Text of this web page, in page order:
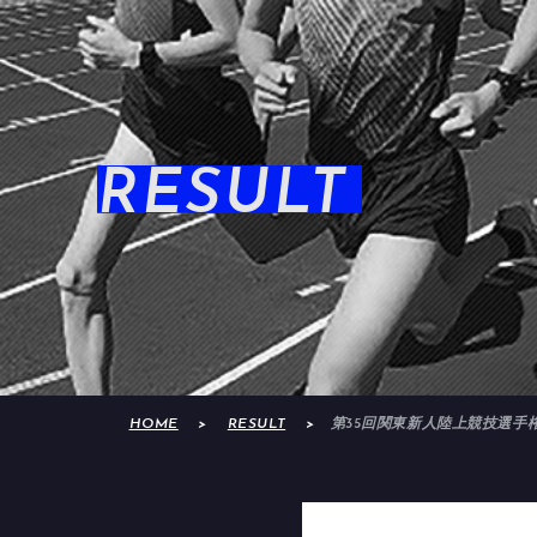
RESULT
HOME RESULT 第35回関東新人陸上競技選手